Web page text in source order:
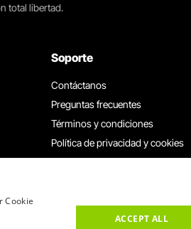
total libertad.
Soporte
Contáctanos
Preguntas frecuentes
Términos y condiciones
Política de privacidad y cookies
Trabaja con nosotros
Cookie
ACCEPT ALL